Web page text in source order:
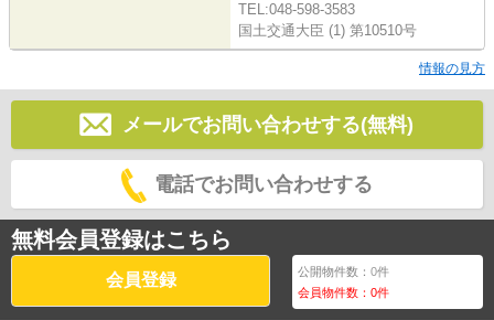
TEL:048-598-3583
国土交通大臣 (1) 第10510号
情報の見方
メールでお問い合わせする(無料)
電話でお問い合わせする
無料会員登録はこちら
会員登録 公開物件数：0件
会員物件数：0件